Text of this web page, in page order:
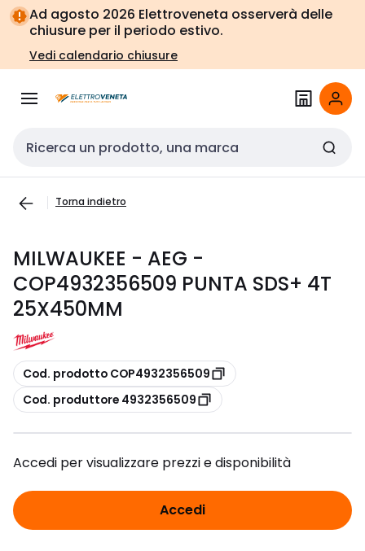
Vai alla
navigazione
Vai
alla
pagina
Ad agosto 2026 Elettroveneta osserverà delle
chiusure per il periodo estivo.
Vedi calendario chiusure
Cerca input
Torna indietro
MILWAUKEE - AEG -
COP4932356509 PUNTA SDS+ 4T
25X450MM
copia
Cod. prodotto COP4932356509
copia
Cod. produttore 4932356509
Accedi per visualizzare prezzi e disponibilità
Accedi